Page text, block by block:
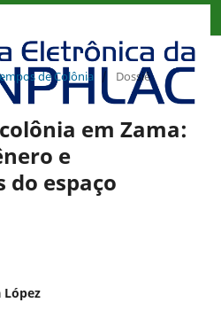
de Colônia
/ Dossiê
em Zama:
e
do espaço
López